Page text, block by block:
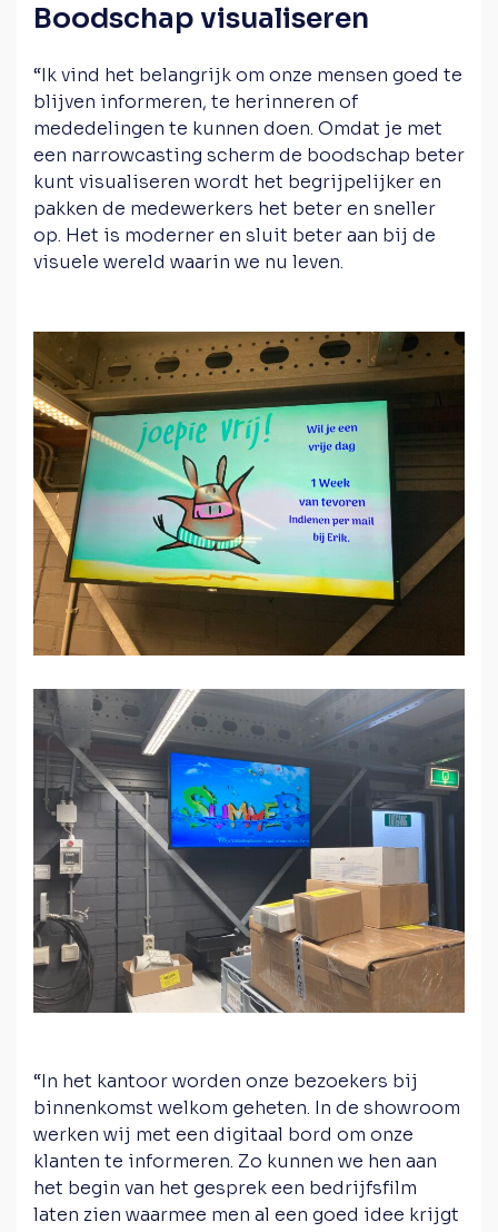
Boodschap visualiseren
“Ik vind het belangrijk om onze mensen goed te
blijven informeren, te herinneren of
mededelingen te kunnen doen. Omdat je met
een narrowcasting scherm de boodschap beter
kunt visualiseren wordt het begrijpelijker en
pakken de medewerkers het beter en sneller
op. Het is moderner en sluit beter aan bij de
visuele wereld waarin we nu leven.
“In het kantoor worden onze bezoekers bij
binnenkomst welkom geheten. In de showroom
werken wij met een digitaal bord om onze
klanten te informeren. Zo kunnen we hen aan
het begin van het gesprek een bedrijfsfilm
laten zien waarmee men al een goed idee krijgt